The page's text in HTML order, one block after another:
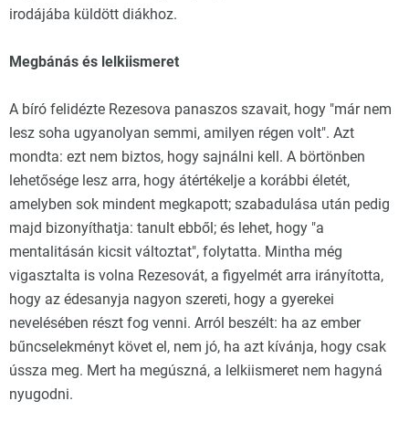
irodájába küldött diákhoz.
Megbánás és lelkiismeret
A bíró felidézte Rezesova panaszos szavait, hogy "már nem
lesz soha ugyanolyan semmi, amilyen régen volt". Azt
mondta: ezt nem biztos, hogy sajnálni kell. A börtönben
lehetősége lesz arra, hogy átértékelje a korábbi életét,
amelyben sok mindent megkapott; szabadulása után pedig
majd bizonyíthatja: tanult ebből; és lehet, hogy "a
mentalitásán kicsit változtat", folytatta. Mintha még
vigasztalta is volna Rezesovát, a figyelmét arra irányította,
hogy az édesanyja nagyon szereti, hogy a gyerekei
nevelésében részt fog venni. Arról beszélt: ha az ember
bűncselekményt követ el, nem jó, ha azt kívánja, hogy csak
ússza meg. Mert ha megúszná, a lelkiismeret nem hagyná
nyugodni.